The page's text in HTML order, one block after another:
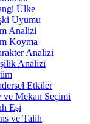
Ülke
Uyumu
Analizi
Koyma
Analizi
Analizi
Etkiler
ve Mekan Seçimi
Eşi
ve Talih